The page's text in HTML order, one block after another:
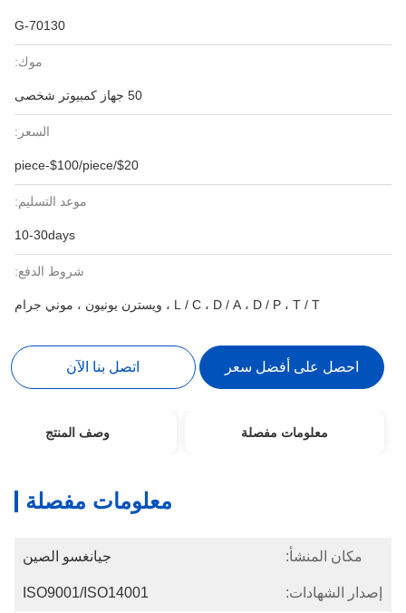
G-70130
موك:
50 جهاز كمبيوتر شخصى
السعر:
$20/piece-$100/piece
موعد التسليم:
10-30days
شروط الدفع:
L / C ، D / A ، D / P ، T / T ، ويسترن يونيون ، موني جرام
احصل على أفضل سعر اتصل بنا الآن
معلومات مفصلة وصف المنتج
معلومات مفصلة
مكان المنشأ: جيانغسو الصين
إصدار الشهادات: ISO9001/ISO14001